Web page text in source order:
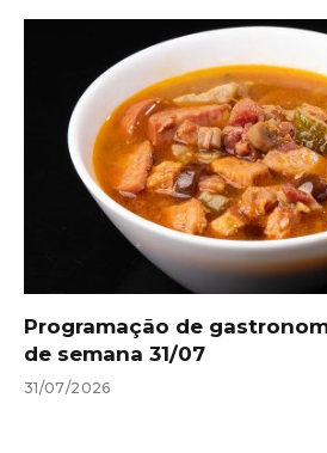
Programação de
de semana 31/07
31/07/2026